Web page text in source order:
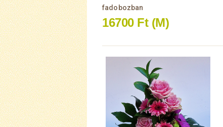
fadobozban
16700 Ft (M)